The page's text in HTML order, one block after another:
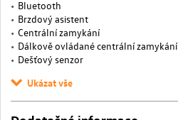
Bluetooth
Brzdový asistent
Centrální zamykání
Dálkově ovládané centrální zamykání
Dešťový senzor
Ukázat vše